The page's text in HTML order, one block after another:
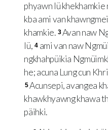
phyawn lü khekhamkie
kba ami van
khamkie. 3 Avan naw
lü, 4 ami van naw
ngkhahpüikia
he; acuna Lung cun
5Acunsepi, avangea
khawkhyawng khawa
päihki.